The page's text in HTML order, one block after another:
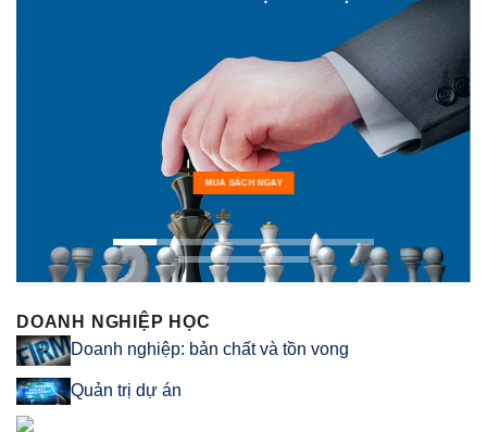
MUA SÁCH NGAY
DOANH NGHIỆP HỌC
Doanh nghiệp: bản chất và tồn vong
Quản trị dự án